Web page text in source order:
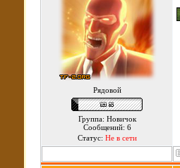
Рядовой
Группа: Новичок
Сообщений: 6
Статус: Не в сети